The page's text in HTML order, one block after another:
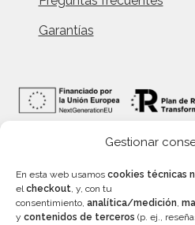
Gestionar
En esta web usamos cookies técnicas
elcheckout, y, con tu
consentimiento, analítica/medición,
y contenidos de terceros (p. ej.,
Garantías
INFORMACIÓN
Precios con IVA incluído –